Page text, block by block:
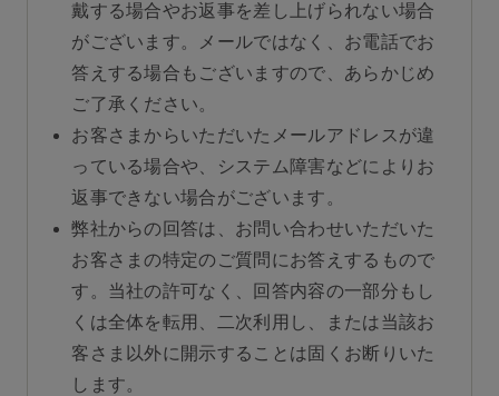
戴する場合やお返事を差し上げられない場合
がございます。メールではなく、お電話でお
答えする場合もございますので、あらかじめ
ご了承ください。
お客さまからいただいたメールアドレスが違
っている場合や、システム障害などによりお
返事できない場合がございます。
弊社からの回答は、お問い合わせいただいた
お客さまの特定のご質問にお答えするもので
す。当社の許可なく、回答内容の一部分もし
くは全体を転用、二次利用し、または当該お
客さま以外に開示することは固くお断りいた
します。